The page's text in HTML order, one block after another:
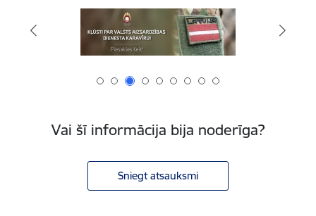
Vai šī informācija bija noderīga?
Sniegt atsauksmi